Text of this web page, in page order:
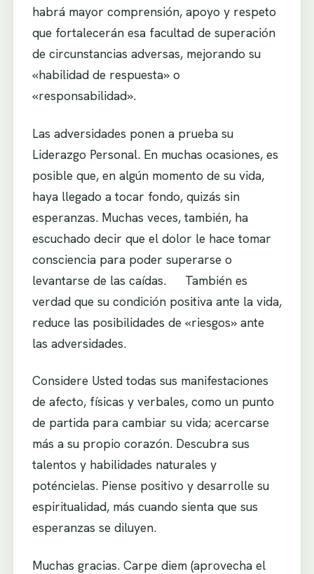
habrá mayor comprensión, apoyo y respeto
que fortalecerán esa facultad de superación
de circunstancias adversas, mejorando su
«habilidad de respuesta» o
«responsabilidad».
Las adversidades ponen a prueba su
Liderazgo Personal. En muchas ocasiones, es
posible que, en algún momento de su vida,
haya llegado a tocar fondo, quizás sin
esperanzas. Muchas veces, también, ha
escuchado decir que el dolor le hace tomar
consciencia para poder superarse o
levantarse de las caídas. También es
verdad que su condición positiva ante la vida,
reduce las posibilidades de «riesgos» ante
las adversidades.
Considere Usted todas sus manifestaciones
de afecto, físicas y verbales, como un punto
de partida para cambiar su vida; acercarse
más a su propio corazón. Descubra sus
talentos y habilidades naturales y
poténcielas. Piense positivo y desarrolle su
espiritualidad, más cuando sienta que sus
esperanzas se diluyen.
Muchas gracias. Carpe diem (aprovecha el